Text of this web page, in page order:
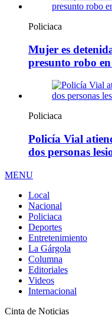
Policiaca
Mujer es
presunto robo
Policiaca
Policía Vial
dos personas
MENU
Local
Nacional
Policiaca
Deportes
Entretenimiento
La Gárgola
Columna
Editoriales
Videos
Internacional
Cinta de Noticias